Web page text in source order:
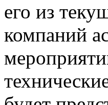
его из
компаний